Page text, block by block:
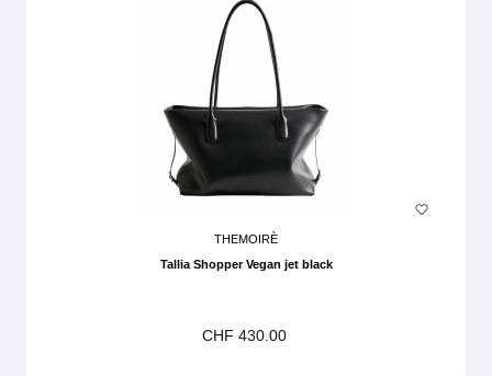
THEMOIRÈ
Tallia Shopper Vegan jet black
CHF 430.00